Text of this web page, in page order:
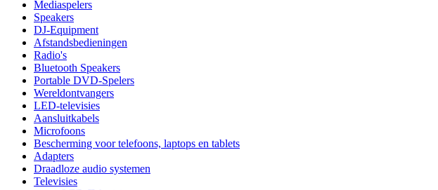
Mediaspelers
Speakers
DJ-Equipment
Afstandsbedieningen
Radio's
Bluetooth Speakers
Portable DVD-Spelers
Wereldontvangers
LED-televisies
Aansluitkabels
Microfoons
Bescherming voor telefoons, laptops en tablets
Adapters
Draadloze audio systemen
Televisies